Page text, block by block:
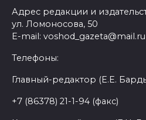
Адрес редакции и
ул. Ломоносова, 50
E-mail: voshod_gazeta@mail.ru
Телефоны:
Главный-редактор (Е.Е.
+7 (86378) 21-1-94 (факс)